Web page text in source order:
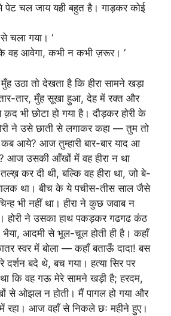
पेट चल जाय यही बहुत है। गाड़कर कोई
से चला गया। ‘
वह आवेगा, कभी न कभी ज़रूर। ‘
उठा तो देखता है कि हीरा सामने खड़ा
तार, मुँह सूखा हुआ, देह में रक्त और
भी छोटा हो गया है। दौड़कर होरी के
ने उसे छाती से लगाकर कहा — तुम तो
आये? आज तुम्हारी बार-बार याद आ
आज उसकी आँखों में वह हीरा न था
कर दी थी, बल्कि वह हीरा था, जो बे-
था। बीच के ये पचीस-तीस साल जैसे
भी नहीं था। हीरा ने कुछ जवाब न
होरी ने उसका हाथ पकड़कर गढगढ कंठ
भैया, आदमी से भूल-चूल होती ही है। कहाँ
स्वर में बोला — कहाँ बताऊँ दादा! बस
दर्शन बदे थे, बच गया। हत्या सिर पर
कि वह गऊ मेरे सामने खड़ी है; हरदम,
से ओझल न होती। मैं पागल हो गया और
रहा। आज वहाँ से निकले छः महीने हुए।